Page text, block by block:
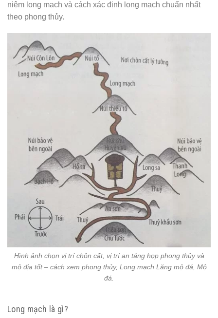
niệm long mạch và cách xác định long mạch chuẩn nhất
theo phong thủy.
Hình ảnh chọn vị trí chôn cất, vị trí an táng hợp phong thủy và
mộ địa tốt – cách xem phong thủy, Long mạch Lăng mộ đá, Mộ
đá.
Long mạch là gì?